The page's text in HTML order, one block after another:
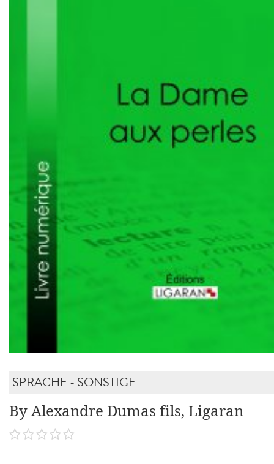
SPRACHE - SONSTIGE
By Alexandre Dumas fils, Ligaran